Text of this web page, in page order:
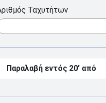
Ταχυτήτων
Παραλαβή εντός 20' από